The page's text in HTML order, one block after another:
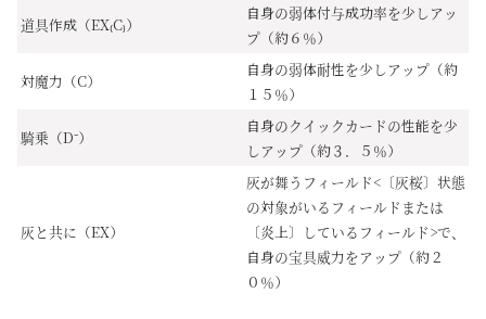
道具作成（EX₍C₎）
自身の弱体付与成功率を少しアッ
プ（約６％）
対魔力（C）
自身の弱体耐性を少しアップ（約
１５％）
騎乗（D⁻）
自身のクイックカードの性能を少
しアップ（約３．５％）
灰と共に（EX）
灰が舞うフィールド<〔灰桜〕状態
の対象がいるフィールドまたは
〔炎上〕しているフィールド>で、
自身の宝具威力をアップ（約２
０％）